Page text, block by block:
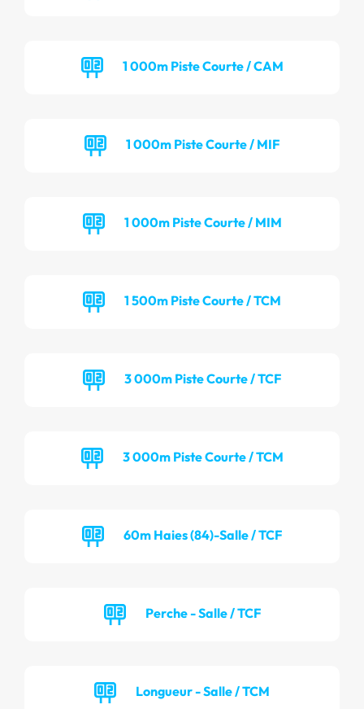
1 000m Piste Courte / CAM
1 000m Piste Courte / MIF
1 000m Piste Courte / MIM
1 500m Piste Courte / TCM
3 000m Piste Courte / TCF
3 000m Piste Courte / TCM
60m Haies (84)-Salle / TCF
Perche - Salle / TCF
Longueur - Salle / TCM